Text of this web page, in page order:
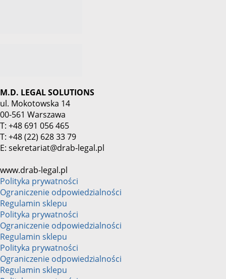
M.D. LEGAL SOLUTIONS
ul. Mokotowska 14
00-561 Warszawa
T: +48 691 056 465
T: +48 (22) 628 33 79
E: sekretariat@drab-legal.pl
www.drab-legal.pl
Polityka prywatności
Ograniczenie odpowiedzialności
Regulamin sklepu
Polityka prywatności
Ograniczenie odpowiedzialności
Regulamin sklepu
Polityka prywatności
Ograniczenie odpowiedzialności
Regulamin sklepu